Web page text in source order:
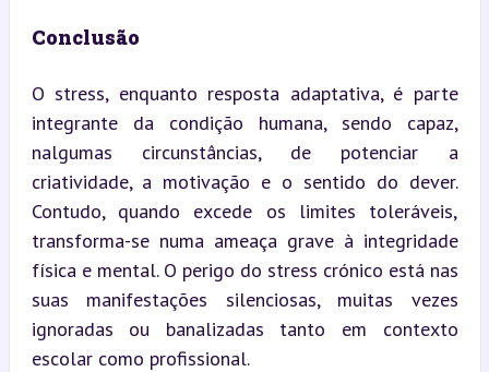
Conclusão
O stress, enquanto resposta adaptativa, é parte
integrante da condição humana, sendo capaz,
nalgumas circunstâncias, de potenciar a
criatividade, a motivação e o sentido do dever.
Contudo, quando excede os limites toleráveis,
transforma-se numa ameaça grave à integridade
física e mental. O perigo do stress crónico está nas
suas manifestações silenciosas, muitas vezes
ignoradas ou banalizadas tanto em contexto
escolar como profissional.